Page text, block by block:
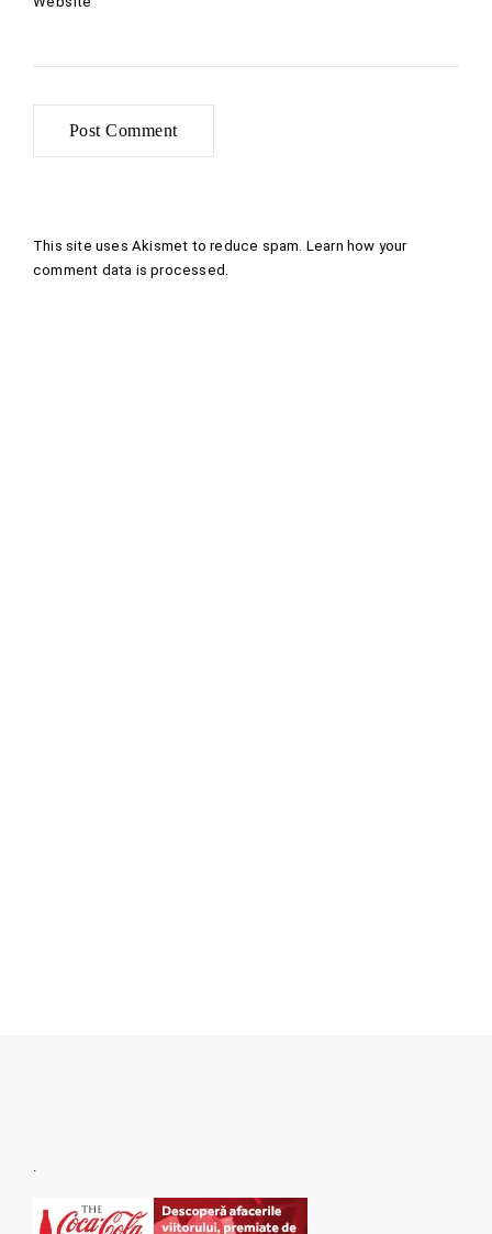
This site uses Akismet to reduce spam. Learn how your
comment data is processed .